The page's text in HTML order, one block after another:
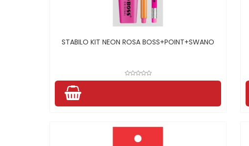
STABILO KIT NEON ROSA BOSS+POINT+SWANO